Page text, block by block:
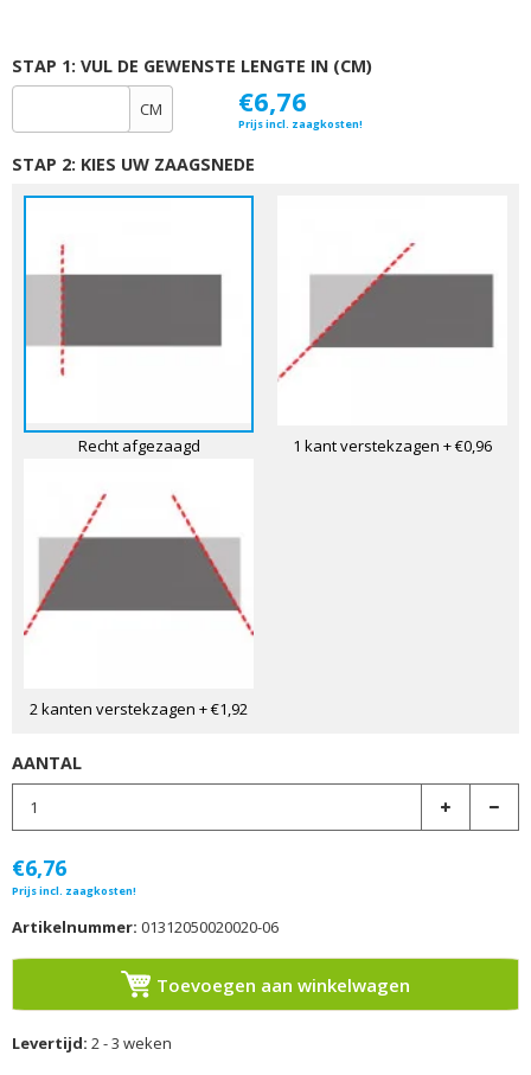
STAP 1: VUL DE GEWENSTE LENGTE IN (CM)
CM €6,76
Prijs incl. zaagkosten!
STAP 2: KIES UW ZAAGSNEDE
Recht afgezaagd 1 kant verstekzagen + €0,96
2 kanten verstekzagen + €1,92
AANTAL
€6,76
Prijs incl. zaagkosten!
Artikelnummer: 01312050020020-06
Toevoegen aan winkelwagen
Levertijd: 2 - 3 weken